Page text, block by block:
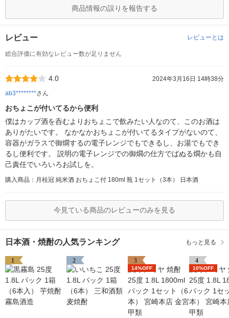
商品情報の誤りを報告する
レビュー レビューとは
総合評価に有効なレビュー数が足りません
4.0
2024年3月16日 14時38分
ab3********さん
おちょこが付いてるから便利
僕はカップ酒を呑むよりおちょこで飲みたい人なのて、このお酒は
ありがたいです。 なかなかおちょこが付いてるタイプがないのて、
容器がガラスで御燗するの電子レンジでもできるし、お湯でもでき
るし便利です。 説明の電子レンジでの御燗の仕方でばぬる燗かも自
己責任でいろいろお試しを。
購入商品：月桂冠 純米酒 おちょこ付 180ml 瓶 1セット（3本） 日本酒
今見ている商品のレビューのみを見る
日本酒・焼酎の人気ランキング もっと見る
1 2 3
14%OFF
4
10%OFF